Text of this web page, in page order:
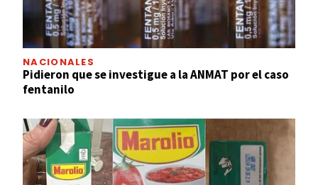
NACIONALES
Pidieron que se investigue a la ANMAT por el caso
fentanilo